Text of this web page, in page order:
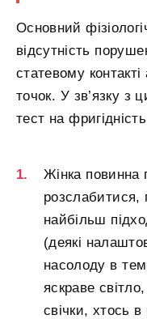
Основний
відсутність
статевому
точок. У зв’язку з
тест на
Жінка повинна
розслабитися,
найбільш
(деякі
насолоду в
яскраве
свічки, хтось